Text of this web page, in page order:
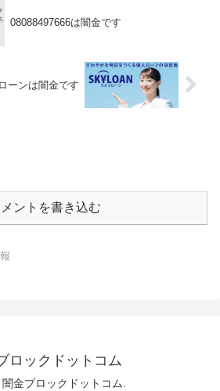
08088497666は闇金です
ーンは闇金です
ントを書き込む
ロックドットコム
金ブロックドットコム.